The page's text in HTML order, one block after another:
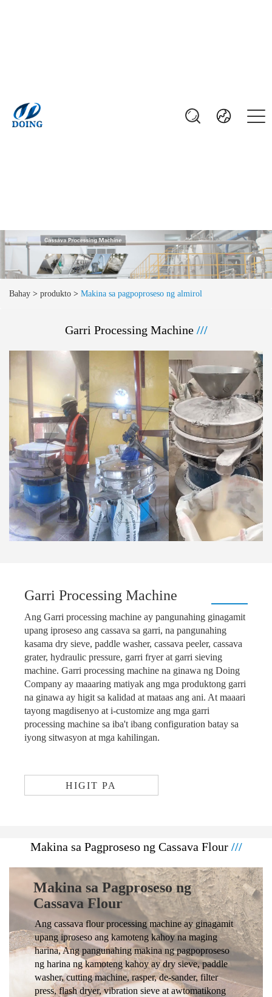
Bahay > produkto > Makina sa pagpoproseso ng almirol
Garri Processing Machine ///
Garri Processing Machine
Ang Garri processing machine ay pangunahing ginagamit
upang iproseso ang cassava sa garri, na pangunahing
kasama dry sieve, paddle washer, cassava peeler, cassava
grater, hydraulic pressure, garri fryer at garri sieving
machine. Garri processing machine na ginawa ng Doing
Company ay maaaring matiyak ang mga produktong garri
na ginawa ay higit sa kalidad at mataas ang ani. At maaari
tayong magdisenyo at i-customize ang mga garri
processing machine sa iba't ibang configuration batay sa
iyong sitwasyon at mga kahilingan.
HIGIT PA
Makina sa Pagproseso ng Cassava Flour ///
Makina sa Pagproseso ng
Cassava Flour
Ang cassava flour processing machine ay ginagamit
upang iproseso ang kamoteng kahoy na maging
harina, Ang pangunahing makina ng pagpoproseso
ng harina ng kamoteng kahoy ay dry sieve, paddle
washer, cutting machine, rasper, de-sander, filter
press, flash dryer, vibration sieve at awtomatikong